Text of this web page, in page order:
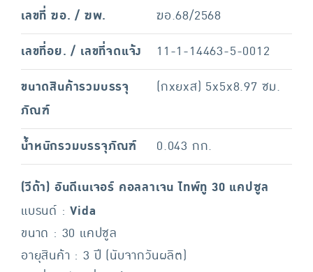
เลขที่ ฆอ. / ฆพ.
ฆอ.68/2568
เลขที่อย. / เลขที่จดแจ้ง
11-1-14463-5-0012
ขนาดสินค้ารวมบรรจุ
ภัณฑ์
(กxยxส) 5x5x8.97 ซม.
น้ำหนักรวมบรรจุภัณฑ์ 0.043 กก.
(วีด้า) อันดีเนเจอร์ คอลลาเจน ไทพ์ทู 30 แคปซูล
แบรนด์ :Vida
ขนาด : 30 แคปซูล
อายุสินค้า : 3 ปี (นับจากวันผลิต)